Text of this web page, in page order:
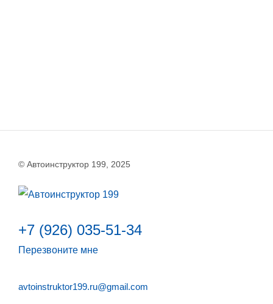
+7 (926) 035-51-34
Перезвоните мне
avtoinstruktor199.ru@gmail.com
© Автоинструктор 199, 2025